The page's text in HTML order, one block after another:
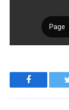
Facebook